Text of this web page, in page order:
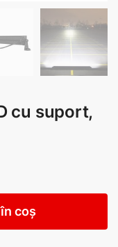
cu suport,
coș